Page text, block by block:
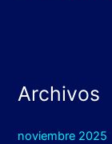
Archivos
noviembre 2025